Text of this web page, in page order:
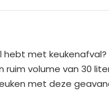
met keukenafval?
volume van 30
met deze